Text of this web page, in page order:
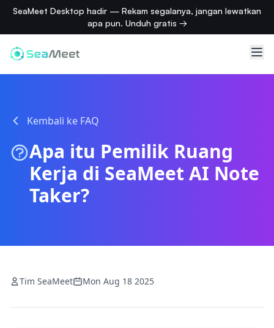
SeaMeet Desktop hadir — Rekam segalanya, jangan lewatkan
apa pun. Unduh gratis →
Kembali ke FAQ
Apa itu Pemilik Ruang
Kerja di SeaMeet AI Note
Taker?
Tim SeaMeet Mon Aug 18 2025